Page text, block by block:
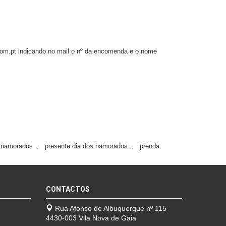
indicando no mail o nº da encomenda e o nome
, presente dia dos namorados ,
prenda
CONTACTOS
Rua Afonso de Albuquerque nº 115
4430-003 Vila Nova de Gaia